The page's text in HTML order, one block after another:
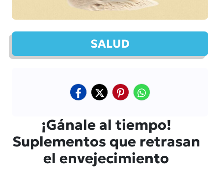
SALUD
¡Gánale al tiempo!
Suplementos que retrasan
el envejecimiento